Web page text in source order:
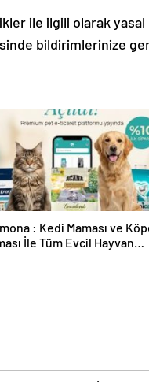
ile ilgili olarak
bildirimlerinize
: Kedi Maması ve
İle Tüm Evcil Hayvan